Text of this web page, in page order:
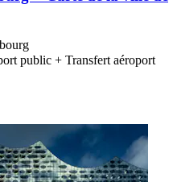
public + Transfert aéroport